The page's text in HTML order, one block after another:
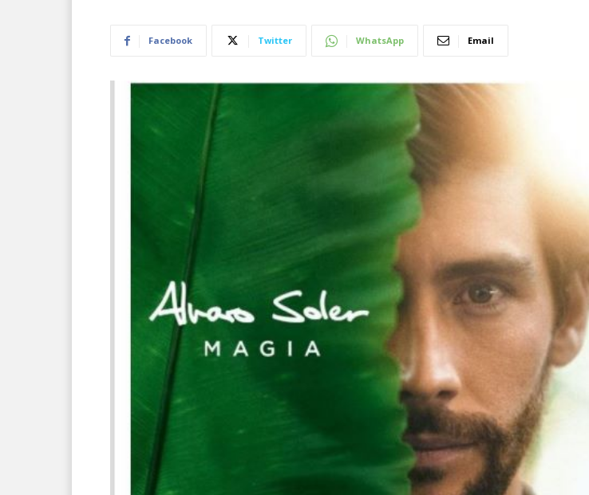
Facebook Twitter WhatsApp Email